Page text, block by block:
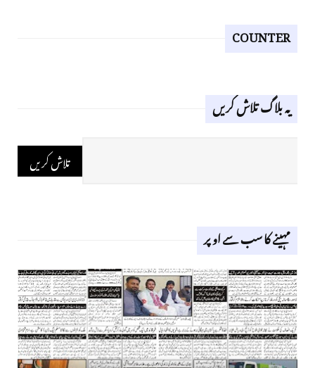
COUNTER
یہ بلاگ تلاش کریں
مہینے کا سب سے اوپر